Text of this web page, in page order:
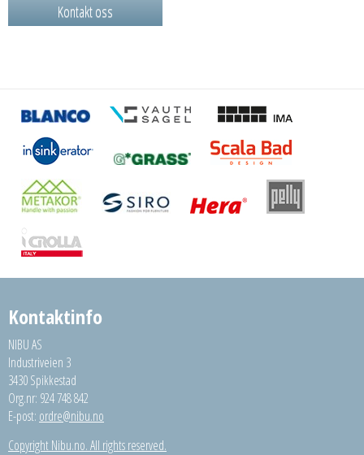
Kontakt oss
Kontaktinfo
NIBU AS
Industriveien 3
3430 Spikkestad
Org.nr: 924 748 842
E-post: ordre@nibu.no
Copyright Nibu.no. All rights reserved.